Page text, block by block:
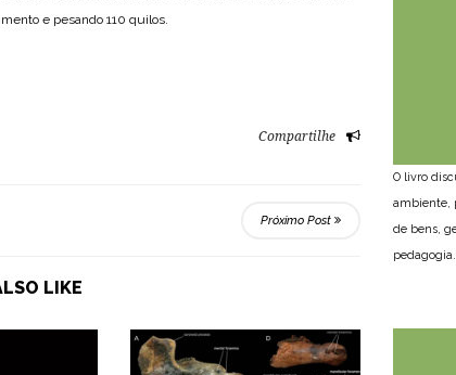
e pesando 110 quilos.
Compartilhe
Próximo Post
LIKE
O livro
ambiente,
de bens,
pedagogia.